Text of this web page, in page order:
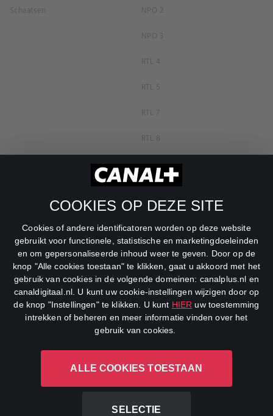
COOKIES OP DEZE SITE
Cookies of andere identificatoren worden op deze website
gebruikt voor functionele, statistische en marketingdoeleinden
en om gepersonaliseerde inhoud weer te geven. Door op de
knop "Alle cookies toestaan" te klikken, gaat u akkoord met het
gebruik van cookies in de volgende domeinen: canalplus.nl en
canaldigitaal.nl. U kunt uw cookie-instellingen wijzigen door op
de knop "Instellingen" te klikken. U kunt HIER uw toestemming
intrekken of beheren en meer informatie vinden over het
gebruik van cookies.
ALLE COOKIES TOESTAAN
SELECTIE
Schaatsen
NPO 2
NPO 3
RTL 4
RTL 5
RTL 7
RTL 8
RTL Z
SBS6
Veronica
DreamWorks Channel
CANAL+ Luxembourg S. à r.l., Rue Albert Borschette 4, L-1246